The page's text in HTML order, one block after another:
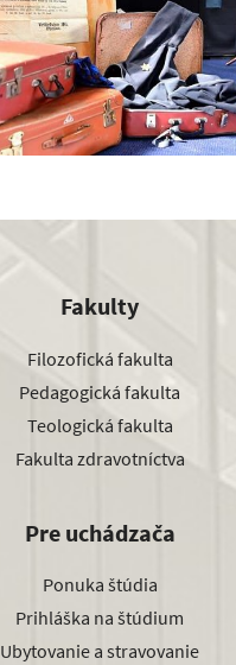
Fakulty
Filozofická fakulta
Pedagogická fakulta
Teologická fakulta
Fakulta zdravotníctva
Pre uchádzača
Ponuka štúdia
Prihláška na štúdium
Ubytovanie a stravovanie